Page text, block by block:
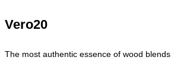
Vero20
The most authentic essence of wood blends